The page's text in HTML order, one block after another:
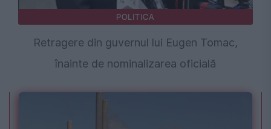
POLITICA
Retragere din guvernul lui Eugen Tomac,
înainte de nominalizarea oficială